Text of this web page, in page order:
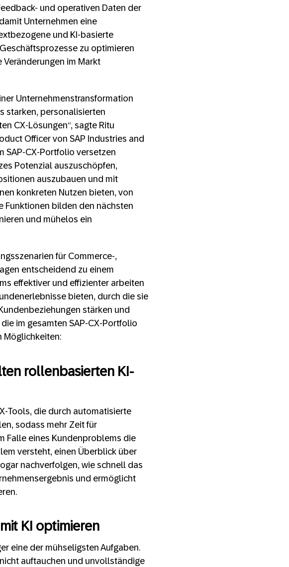
und operativen Daten der
Unternehmen eine
und KI-basierte
zu optimieren
im Markt
Unternehmenstransformation
starken, personalisierten
CX-Lösungen“, sagte Ritu
Officer von SAP Industries and
SAP-CX-Portfolio versetzen
Potenzial auszuschöpfen,
auszubauen und mit
konkreten Nutzen bieten, von
Funktionen bilden den nächsten
und mühelos ein
für Commerce-,
entscheidend zu einem
effektiver und effizienter arbeiten
bieten, durch die sie
stärken und
im gesamten SAP-CX-Portfolio
Möglichkeiten:
rollenbasierten KI-
Tools, die durch automatisierte
sodass mehr Zeit für
Falle eines Kundenproblems die
versteht, einen Überblick über
nachverfolgen, wie schnell das
und ermöglicht
KI optimieren
eine der mühseligsten Aufgaben.
auftauchen und unvollständige